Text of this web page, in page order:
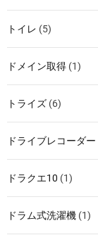
トイレ (5)
ドメイン取得 (1)
トライズ (6)
ドライブレコーダー
ドラクエ10 (1)
ドラム式洗濯機 (1)